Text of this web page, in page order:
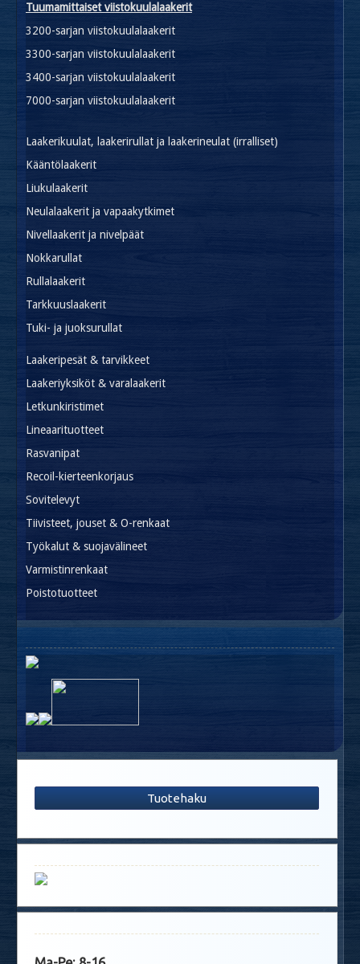
Tuumamittaiset viistokuulalaakerit
3200-sarjan viistokuulalaakerit
3300-sarjan viistokuulalaakerit
3400-sarjan viistokuulalaakerit
7000-sarjan viistokuulalaakerit
Laakerikuulat, laakerirullat ja laakerineulat (irralliset)
Kääntölaakerit
Liukulaakerit
Neulalaakerit ja vapaakytkimet
Nivellaakerit ja nivelpäät
Nokkarullat
Rullalaakerit
Tarkkuuslaakerit
Tuki- ja juoksurullat
Laakeripesät & tarvikkeet
Laakeriyksiköt & varalaakerit
Letkunkiristimet
Lineaarituotteet
Rasvanipat
Recoil-kierteenkorjaus
Sovitelevyt
Tiivisteet, jouset & O-renkaat
Työkalut & suojavälineet
Varmistinrenkaat
Poistotuotteet
Tuotehaku